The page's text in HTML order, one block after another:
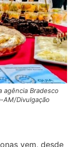
agência Bradesco
AM/Divulgação
vem, desde